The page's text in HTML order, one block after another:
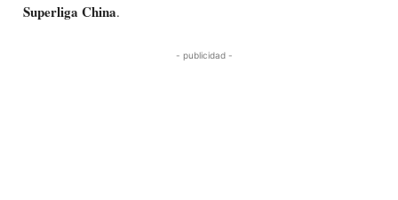
Superliga China.
- publicidad -